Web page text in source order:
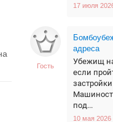
17 июля
Гость
адреса
Убежищ
если
под...
10 мая 2026